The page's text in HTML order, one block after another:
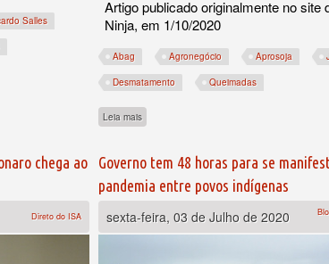
Salles
e Salles sobre Fundo Amazônia e desmatamento
Artigo publicado originalmente no site
Ninja, em 1/10/2020
Abag Agronegócio Aprosoja
Desmatamento Queimadas
Leia mais sobre Ogronegócio: Aprosoja atende a
chega ao
Direto do ISA
Governo tem 48 horas para se
pandemia entre povos indígenas
sexta-feira, 03 de Julho de 2020